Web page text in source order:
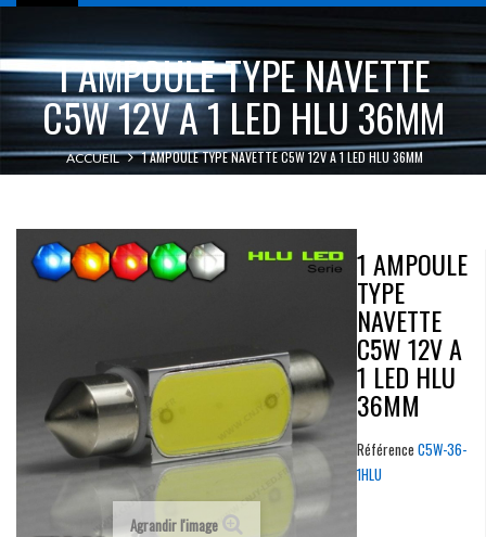
1 AMPOULE TYPE NAVETTE
C5W 12V A 1 LED HLU 36MM
ACCUEIL 1 AMPOULE TYPE NAVETTE C5W 12V A 1 LED HLU 36MM
Agrandir l'image
1 AMPOULE
TYPE
NAVETTE
C5W 12V A
1 LED HLU
36MM
Référence C5W-36-
1HLU